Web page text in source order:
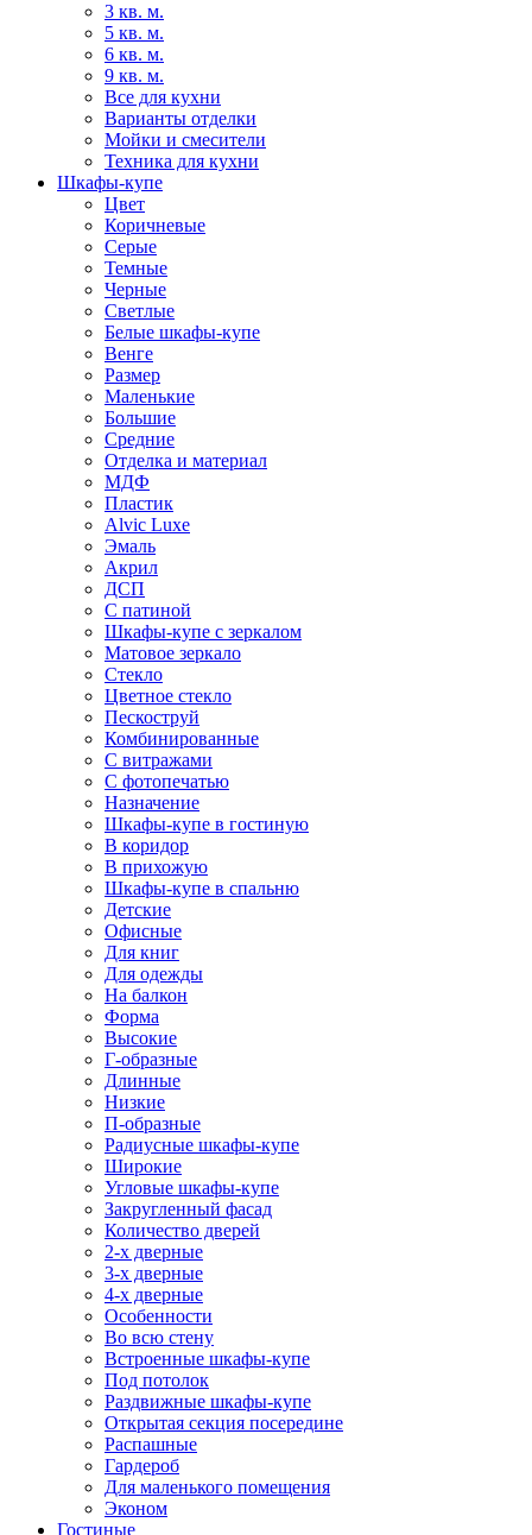
3 кв. м.
5 кв. м.
6 кв. м.
9 кв. м.
Все для кухни
Варианты отделки
Мойки и смесители
Техника для кухни
Шкафы-купе
Цвет
Коричневые
Серые
Темные
Черные
Светлые
Белые шкафы-купе
Венге
Размер
Маленькие
Большие
Средние
Отделка и материал
МДФ
Пластик
Alvic Luxe
Эмаль
Акрил
ДСП
С патиной
Шкафы-купе с зеркалом
Матовое зеркало
Стекло
Цветное стекло
Пескоструй
Комбинированные
С витражами
С фотопечатью
Назначение
Шкафы-купе в гостиную
В коридор
В прихожую
Шкафы-купе в спальню
Детские
Офисные
Для книг
Для одежды
На балкон
Форма
Высокие
Г-образные
Длинные
Низкие
П-образные
Радиусные шкафы-купе
Широкие
Угловые шкафы-купе
Закругленный фасад
Количество дверей
2-х дверные
3-х дверные
4-х дверные
Особенности
Во всю стену
Встроенные шкафы-купе
Под потолок
Раздвижные шкафы-купе
Открытая секция посередине
Распашные
Гардероб
Для маленького помещения
Эконом
Гостиные